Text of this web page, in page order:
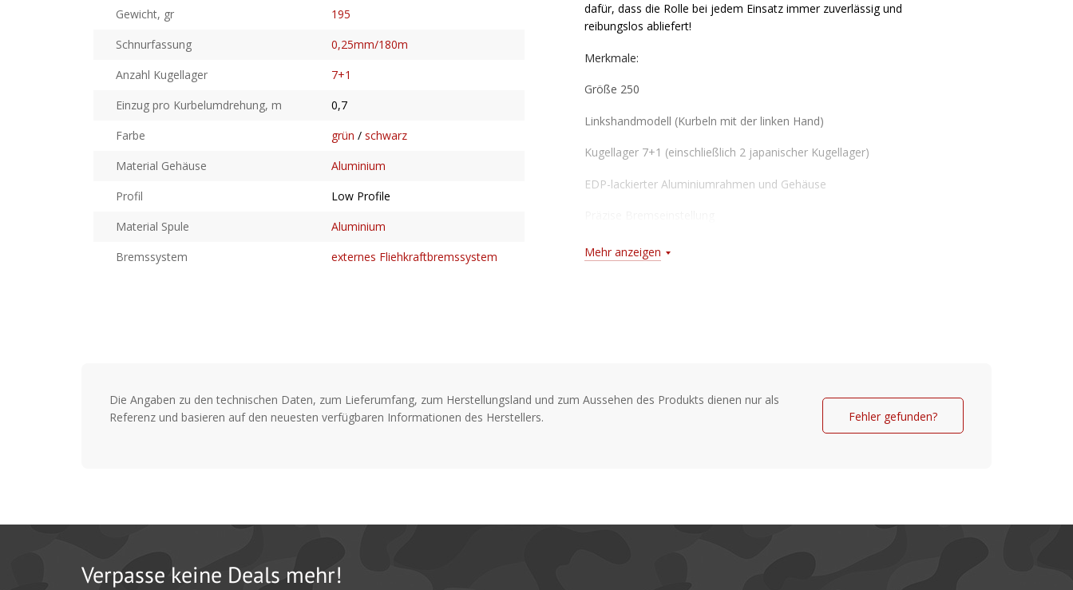
Gewicht, gr
195
Schnurfassung
0,25mm/180m
Anzahl Kugellager
7+1
Einzug pro Kurbelumdrehung, m
0,7
Farbe
grün / schwarz
Material Gehäuse
Aluminium
Profil
Low Profile
Material Spule
Aluminium
Bremssystem
externes Fliehkraftbremssystem
dafür, dass die Rolle bei jedem Einsatz immer zuverlässig und
reibungslos abliefert!
Merkmale:
Größe 250
Linkshandmodell (Kurbeln mit der linken Hand)
Kugellager 7+1 (einschließlich 2 japanischer Kugellager)
EDP-lackierter Aluminiumrahmen und Gehäuse
Rollenfuß aus Edelstahl
Klickbremse
Mehr anzeigen
Die Angaben zu den technischen Daten, zum Lieferumfang, zum Herstellungsland und zum Aussehen des Produkts dienen nur als
Referenz und basieren auf den neuesten verfügbaren Informationen des Herstellers.
Fehler gefunden?
Verpasse keine Deals mehr!